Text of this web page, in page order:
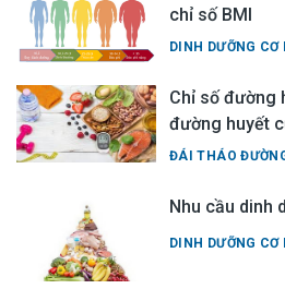
chỉ số BMI
DINH DƯỠNG CƠ
Chỉ số đường
đường huyết
ĐÁI THÁO
Nhu cầu dinh
DINH DƯỠNG CƠ